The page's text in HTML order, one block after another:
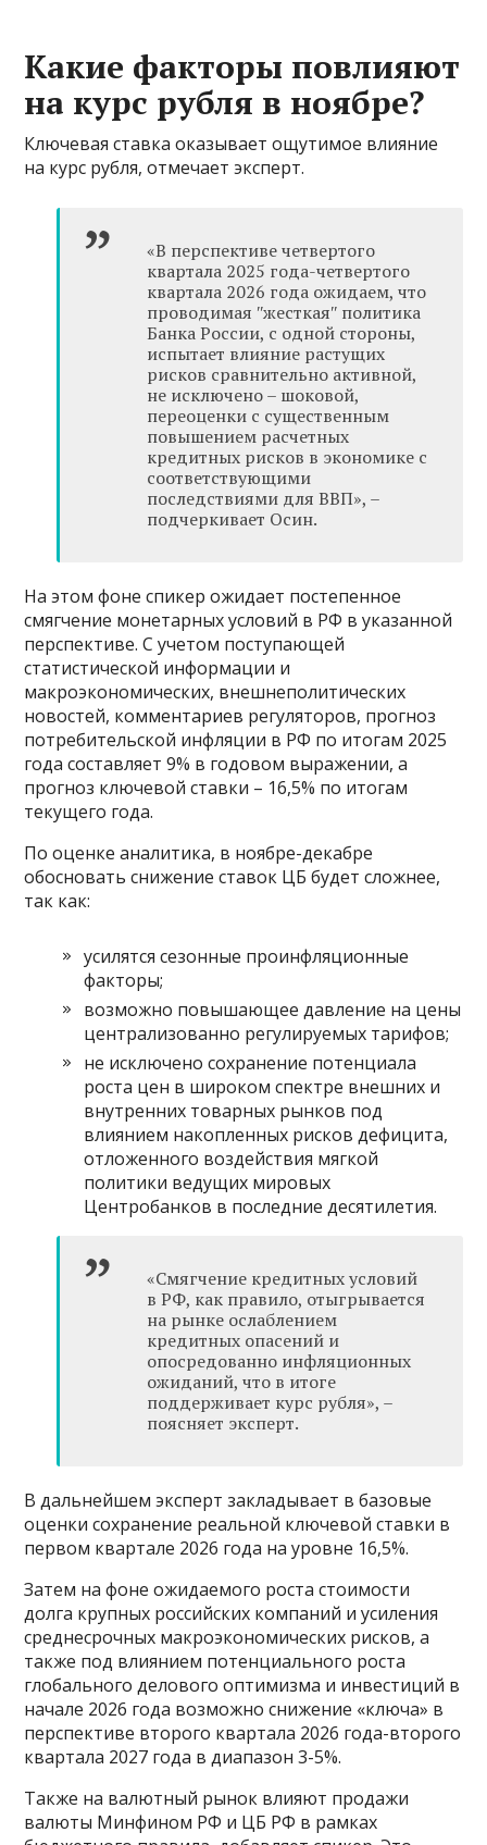
Какие факторы повлияют
на курс рубля в ноябре?
Ключевая ставка оказывает ощутимое влияние
на курс рубля, отмечает эксперт.
«В перспективе четвертого
квартала 2025 года-четвертого
квартала 2026 года ожидаем, что
проводимая ʺжесткаяʺ политика
Банка России, с одной стороны,
испытает влияние растущих
рисков сравнительно активной,
не исключено – шоковой,
переоценки с существенным
повышением расчетных
кредитных рисков в экономике с
соответствующими
последствиями для ВВП», –
подчеркивает Осин.
На этом фоне спикер ожидает постепенное
смягчение монетарных условий в РФ в указанной
перспективе. С учетом поступающей
статистической информации и
макроэкономических, внешнеполитических
новостей, комментариев регуляторов, прогноз
потребительской инфляции в РФ по итогам 2025
года составляет 9% в годовом выражении, а
прогноз ключевой ставки – 16,5% по итогам
текущего года.
По оценке аналитика, в ноябре-декабре
обосновать снижение ставок ЦБ будет сложнее,
так как:
усилятся сезонные проинфляционные
факторы;
возможно повышающее давление на цены
централизованно регулируемых тарифов;
не исключено сохранение потенциала
роста цен в широком спектре внешних и
внутренних товарных рынков под
влиянием накопленных рисков дефицита,
отложенного воздействия мягкой
политики ведущих мировых
Центробанков в последние десятилетия.
«Смягчение кредитных условий
в РФ, как правило, отыгрывается
на рынке ослаблением
кредитных опасений и
опосредованно инфляционных
ожиданий, что в итоге
поддерживает курс рубля», –
поясняет эксперт.
В дальнейшем эксперт закладывает в базовые
оценки сохранение реальной ключевой ставки в
первом квартале 2026 года на уровне 16,5%.
Затем на фоне ожидаемого роста стоимости
долга крупных российских компаний и усиления
среднесрочных макроэкономических рисков, а
также под влиянием потенциального роста
глобального делового оптимизма и инвестиций в
начале 2026 года возможно снижение «ключа» в
перспективе второго квартала 2026 года-второго
квартала 2027 года в диапазон 3-5%.
Также на валютный рынок влияют продажи
валюты Минфином РФ и ЦБ РФ в рамках